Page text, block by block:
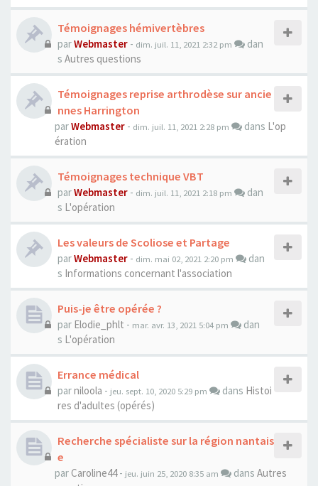
Témoignages hémivertèbres
parWebmaster - dim. juil. 11, 2021 2:32 pm
dan
s Autres questions
Témoignages reprise arthrodèse sur ancie
nnes Harrington
parWebmaster - dim. juil. 11, 2021 2:28 pm dans L'op
ération
Témoignages technique VBT
parWebmaster - dim. juil. 11, 2021 2:18 pm
dan
s L'opération
Les valeurs de Scoliose et Partage
parWebmaster - dim. mai 02, 2021 2:20 pm
dan
s Informations concernant l'association
Puis-je être opérée ?
par Elodie_phlt - mar. avr. 13, 2021 5:04 pm
dan
s L'opération
Errance médical
parniloola - jeu. sept. 10, 2020 5:29 pm dans Histoi
res d'adultes (opérés)
Recherche spécialiste sur la région nantais
e
par Caroline44- jeu. juin 25, 2020 8:35 am dans Autres